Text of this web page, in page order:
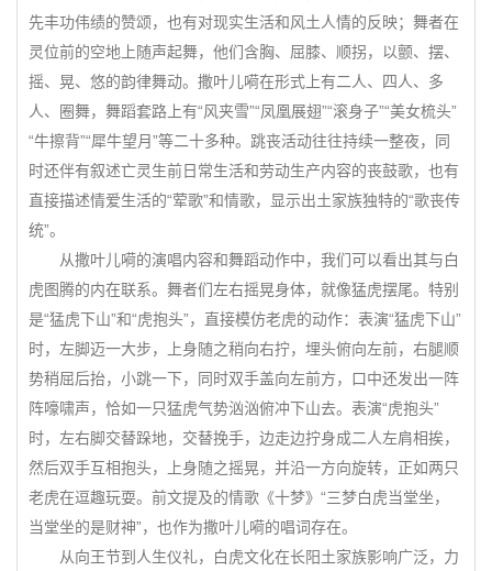
先丰功伟绩的赞颂，也有对现实生活和风土人情的反映；舞者在
灵位前的空地上随声起舞，他们含胸、屈膝、顺拐，以颤、摆、
摇、晃、悠的韵律舞动。撒叶儿嗬在形式上有二人、四人、多
人、圈舞，舞蹈套路上有“风夹雪”“凤凰展翅”“滚身子”“美女梳头”
“牛擦背”“犀牛望月”等二十多种。跳丧活动往往持续一整夜，同
时还伴有叙述亡灵生前日常生活和劳动生产内容的丧鼓歌，也有
直接描述情爱生活的“荤歌”和情歌，显示出土家族独特的“歌丧传
统”。
从撒叶儿嗬的演唱内容和舞蹈动作中，我们可以看出其与白
虎图腾的内在联系。舞者们左右摇晃身体，就像猛虎摆尾。特别
是“猛虎下山”和“虎抱头”，直接模仿老虎的动作：表演“猛虎下山”
时，左脚迈一大步，上身随之稍向右拧，埋头俯向左前，右腿顺
势稍屈后抬，小跳一下，同时双手盖向左前方，口中还发出一阵
阵嚎啸声，恰如一只猛虎气势汹汹俯冲下山去。表演“虎抱头”
时，左右脚交替跺地，交替挽手，边走边拧身成二人左肩相挨，
然后双手互相抱头，上身随之摇晃，并沿一方向旋转，正如两只
老虎在逗趣玩耍。前文提及的情歌《十梦》“三梦白虎当堂坐，
当堂坐的是财神”，也作为撒叶儿嗬的唱词存在。
从向王节到人生仪礼，白虎文化在长阳土家族影响广泛，力